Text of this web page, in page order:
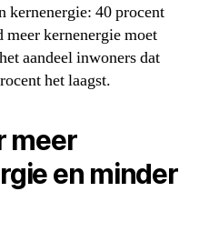
kernenergie: 40 procent
kernenergie moet
aandeel inwoners dat
het laagst.
meer
en minder